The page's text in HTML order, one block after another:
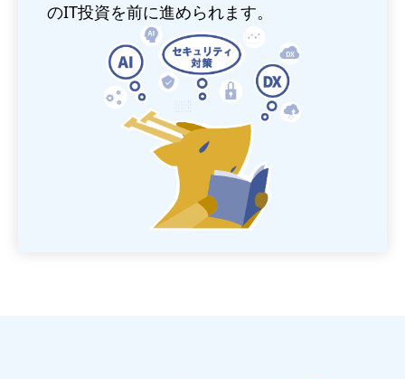
のIT投資を前に進められます。
像